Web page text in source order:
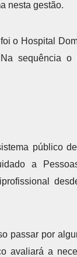
nesta gestão.
o Hospital
sequência
público
a
passar por
avaliará a